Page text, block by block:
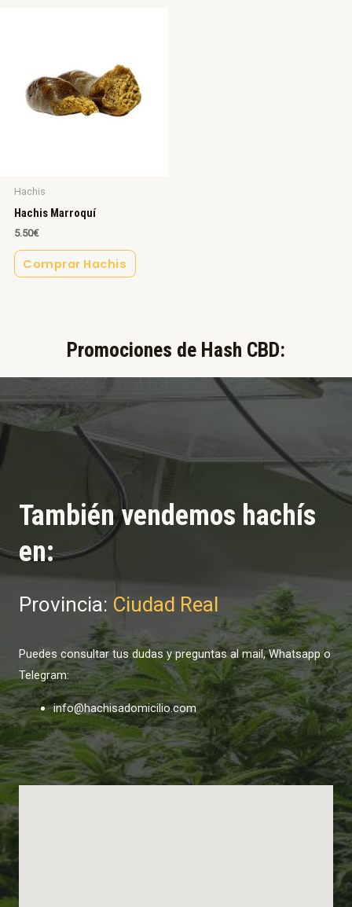
Hachis
Hachis Marroquí
5.50€
Comprar Hachis
Promociones de Hash CBD:​
También vendemos hachís
en:
Provincia: Ciudad Real
Puedes consultar tus dudas y preguntas al mail, Whatsapp o
Telegram:
info@hachisadomicilio.com